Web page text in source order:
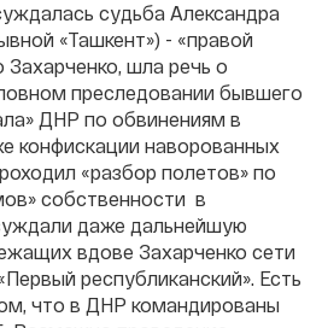
судьба Александра
«Ташкент») - «правой
Захарченко, шла речь о
преследовании бывшего
ДНР по обвинениям в
конфискации наворованных
«разбор полетов» по
собственности в
даже дальнейшую
вдове Захарченко сети
республиканский». Есть
что в ДНР командированы